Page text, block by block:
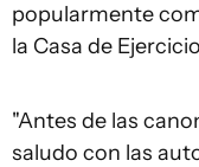
popularmente
la Casa de
"Antes de las
saludo con las